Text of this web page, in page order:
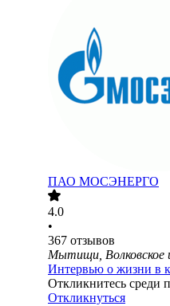
ПАО МОСЭНЕРГО
4.0
•
367 отзывов
Мытищи, Волковское
Интервью о жизни в
Откликнитесь среди
Откликнуться